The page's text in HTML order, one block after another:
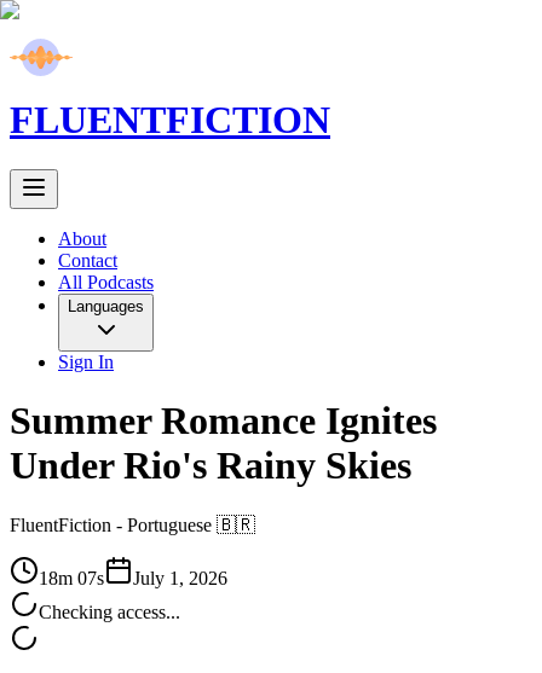
FLUENTFICTION
About
Contact
All Podcasts
Languages
Sign In
Summer Romance Ignites
Under Rio's Rainy Skies
FluentFiction - Portuguese 🇧🇷
18m 07s
July 1, 2026
Checking access...